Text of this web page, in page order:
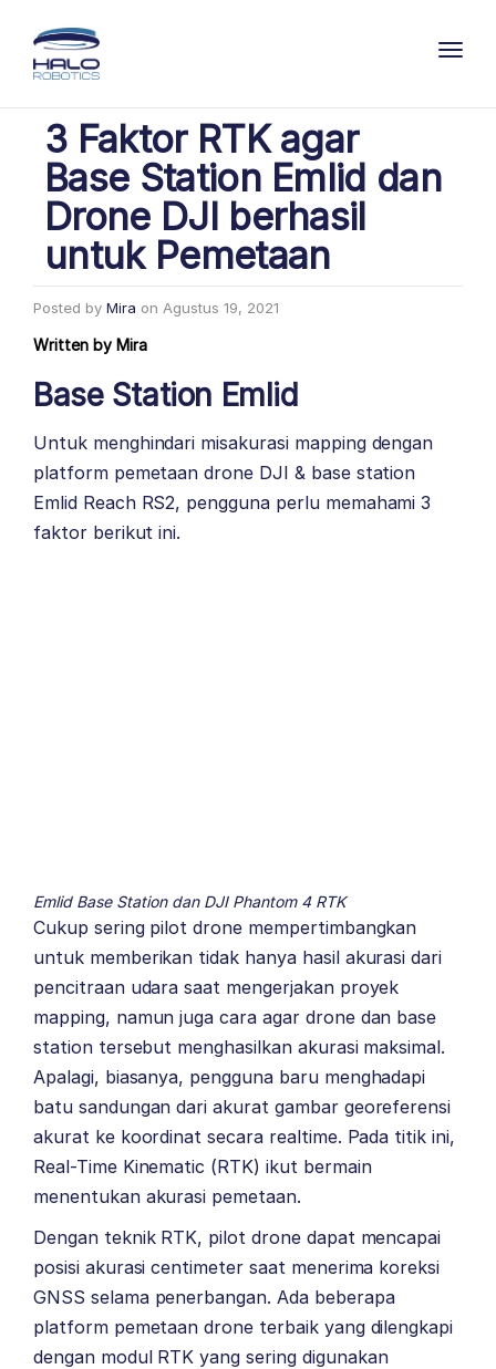
3 Faktor RTK agar
Base Station Emlid dan
Drone DJI berhasil
untuk Pemetaan
Posted by Mira on Agustus 19, 2021
Written by Mira
Base Station Emlid
Untuk menghindari misakurasi mapping dengan
platform pemetaan drone DJI & base station
Emlid Reach RS2, pengguna perlu memahami 3
faktor berikut ini.
Emlid Base Station dan DJI Phantom 4 RTK
Cukup sering pilot drone mempertimbangkan
untuk memberikan tidak hanya hasil akurasi dari
pencitraan udara saat mengerjakan proyek
mapping, namun juga cara agar drone dan base
station tersebut menghasilkan akurasi maksimal.
Apalagi, biasanya, pengguna baru menghadapi
batu sandungan dari akurat gambar georeferensi
akurat ke koordinat secara realtime. Pada titik ini,
Real-Time Kinematic (RTK) ikut bermain
menentukan akurasi pemetaan.
Dengan teknik RTK, pilot drone dapat mencapai
posisi akurasi centimeter saat menerima koreksi
GNSS selama penerbangan. Ada beberapa
platform pemetaan drone terbaik yang dilengkapi
dengan modul RTK yang sering digunakan